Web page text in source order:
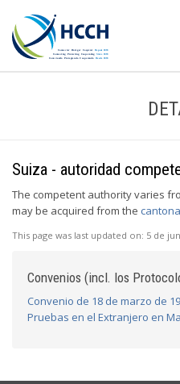
Suiza - autoridad
The competent authority varies
may be acquired from the
This page was last updated on: 5 de
Convenios (incl. los
Convenio de 18 de marzo de
Pruebas en el Extranjero en